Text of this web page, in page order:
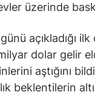
üzerinde
açıkladığı
dolar gelir
aştığını
beklentilerin